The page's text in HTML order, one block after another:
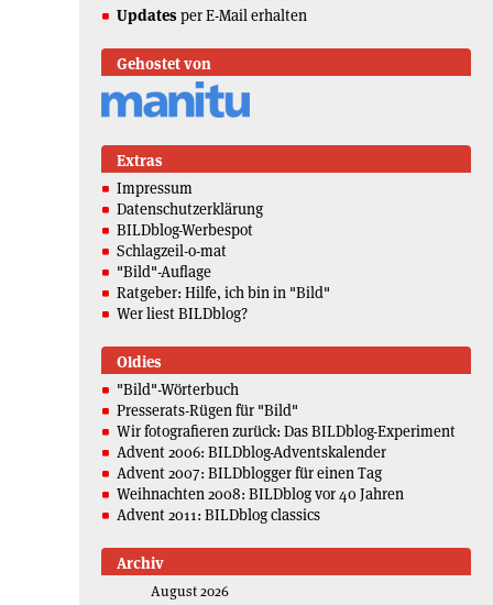
Updates per E-Mail erhalten
Gehostet von
Extras
Impressum
Datenschutzerklärung
BILDblog-Werbespot
Schlagzeil-o-mat
"Bild"-Auflage
Ratgeber: Hilfe, ich bin in "Bild"
Wer liest BILDblog?
Oldies
"Bild"-Wörterbuch
Presserats-Rügen für "Bild"
Wir fotografieren zurück: Das BILDblog-Experiment
Advent 2006: BILDblog-Adventskalender
Advent 2007: BILDblogger für einen Tag
Weihnachten 2008: BILDblog vor 40 Jahren
Advent 2011: BILDblog classics
Archiv
August 2026